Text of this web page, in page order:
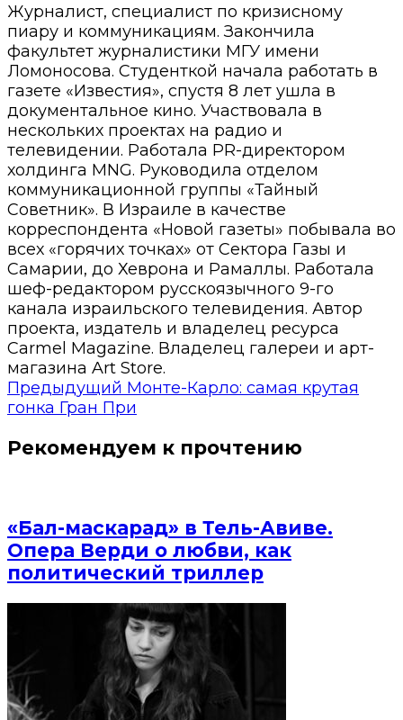
Журналист, специалист по кризисному
пиару и коммуникациям. Закончила
факультет журналистики МГУ имени
Ломоносова. Студенткой начала работать в
газете «Известия», спустя 8 лет ушла в
документальное кино. Участвовала в
нескольких проектах на радио и
телевидении. Работала PR-директором
холдинга MNG. Руководила отделом
коммуникационной группы «Тайный
Советник». В Израиле в качестве
корреспондента «Новой газеты» побывала во
всех «горячих точках» от Сектора Газы и
Самарии, до Хеврона и Рамаллы. Работала
шеф-редактором русскоязычного 9-го
канала израильского телевидения. Автор
проекта, издатель и владелец ресурса
Carmel Magazine. Владелец галереи и арт-
магазина Art Store.
Предыдущий Монте-Карло: самая крутая
гонка Гран При
Рекомендуем к прочтению
«Бал-маскарад» в Тель-Авиве.
Опера Верди о любви, как
политический триллер